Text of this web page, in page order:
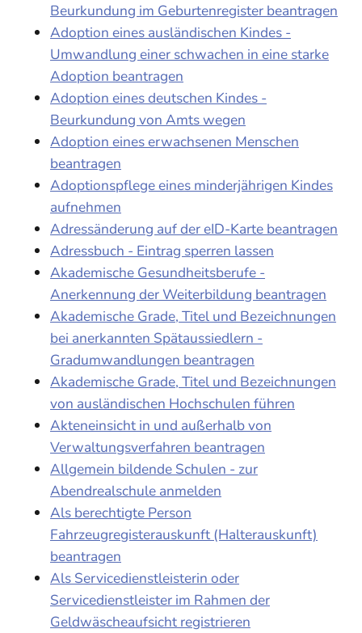
Beurkundung im Geburtenregister beantragen
Adoption eines ausländischen Kindes -
Umwandlung einer schwachen in eine starke
Adoption beantragen
Adoption eines deutschen Kindes -
Beurkundung von Amts wegen
Adoption eines erwachsenen Menschen
beantragen
Adoptionspflege eines minderjährigen Kindes
aufnehmen
Adressänderung auf der eID-Karte beantragen
Adressbuch - Eintrag sperren lassen
Akademische Gesundheitsberufe -
Anerkennung der Weiterbildung beantragen
Akademische Grade, Titel und Bezeichnungen
bei anerkannten Spätaussiedlern -
Gradumwandlungen beantragen
Akademische Grade, Titel und Bezeichnungen
von ausländischen Hochschulen führen
Akteneinsicht in und außerhalb von
Verwaltungsverfahren beantragen
Allgemein bildende Schulen - zur
Abendrealschule anmelden
Als berechtigte Person
Fahrzeugregisterauskunft (Halterauskunft)
beantragen
Als Servicedienstleisterin oder
Servicedienstleister im Rahmen der
Geldwäscheaufsicht registrieren